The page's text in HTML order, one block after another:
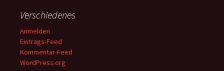
Verschiedenes
Anmelden
Eintrags-Feed
Kommentar-Feed
WordPress.org